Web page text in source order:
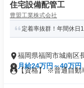
住宅設備配管工
豊盟工業株式会社
定着率抜群！年間休日
福岡県福岡市城南区
月給24万円～40万円
【資格】 ※普通自動